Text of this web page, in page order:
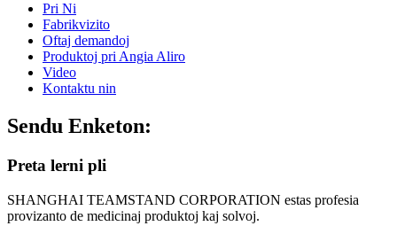
Pri Ni
Fabrikvizito
Oftaj demandoj
Produktoj pri Angia Aliro
Video
Kontaktu nin
Sendu Enketon:
Preta lerni pli
SHANGHAI TEAMSTAND CORPORATION estas profesia
provizanto de medicinaj produktoj kaj solvoj.